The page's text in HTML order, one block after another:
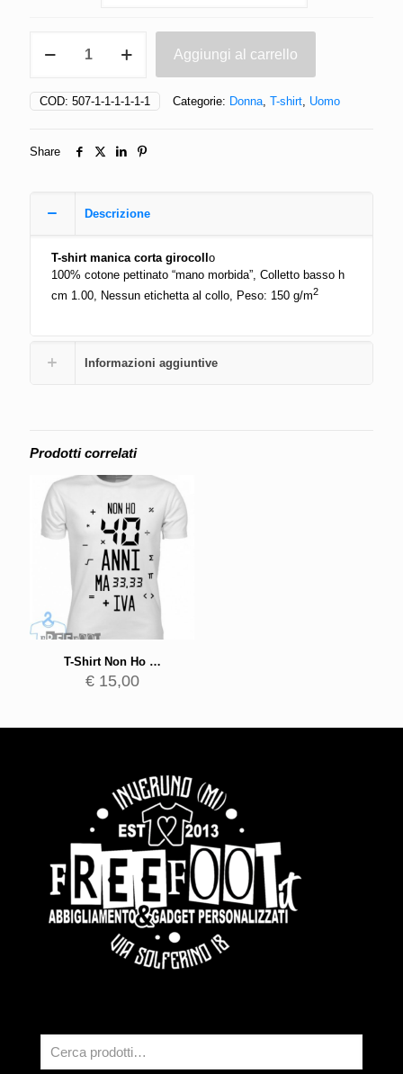
Shirt
ma
non
Aggiungi al carrello
COD: 507-1-1-1-1-1-1 Categorie: Donna T-shirt Uomo
Share
Descrizione
T-shirt manica corta girocollo
100% cotone pettinato “mano morbida”, Colletto basso h
cm 1.00, Nessun etichetta al collo, Peso: 150 g/m2
Informazioni aggiuntive
Prodotti correlati
T-Shirt Non Ho …
€15,00